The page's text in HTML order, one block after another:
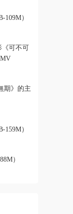
109M）
可不可
期》的主
159M）
）